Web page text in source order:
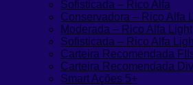
Sofisticada – Rico Alfa
Conservadora – Rico Alfa
Moderada – Rico Alfa Light
Sofisticada – Rico Alfa
Carteira Recomendada
Carteira Recomendada
Smart Ações 5+